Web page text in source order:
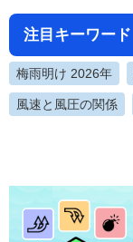
注目キーワード
梅雨明け 2026年
風速と風圧の関係